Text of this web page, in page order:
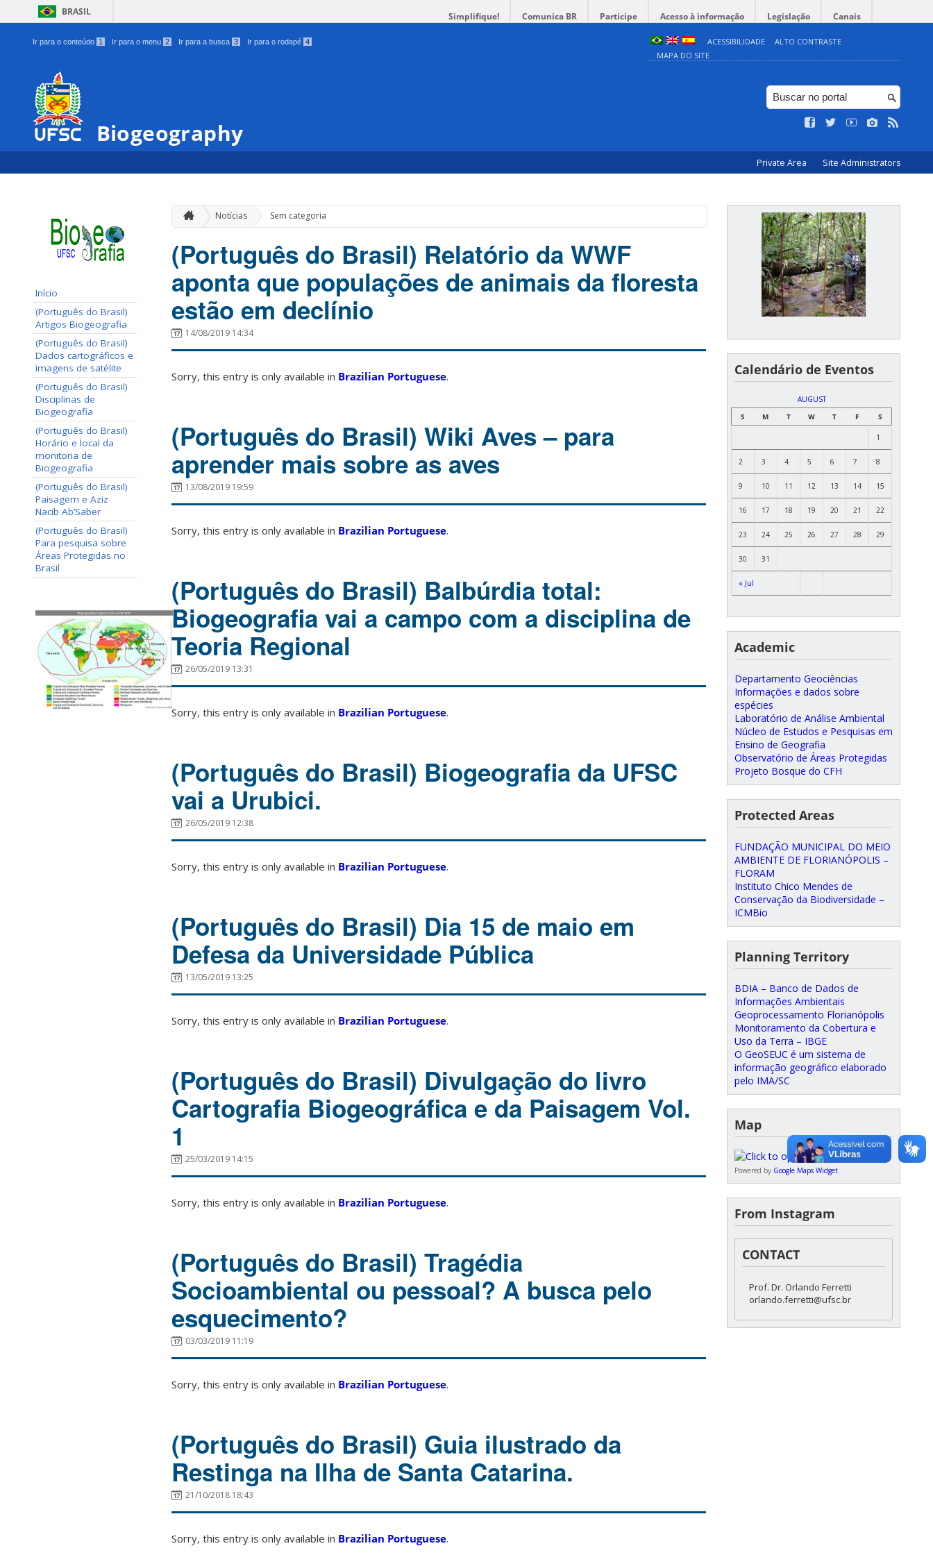
BRASIL Simplifique! Comunica BR Participe Acesso à informação Legislação Canais
Ir para o conteúdo 1 Ir para o menu 2 Ir para a busca 3 Ir para o rodapé 4 ACESSIBILIDADE
ALTO CONTRASTE
MAPA DO SITE
Biogeography
Private Area Site Administrators
Início
(Português do Brasil)
Artigos Biogeografia
(Português do Brasil)
Dados cartográficos e
imagens de satélite
(Português do Brasil)
Disciplinas de
Biogeografia
(Português do Brasil)
Horário e local da
monitoria de
Biogeografia
(Português do Brasil)
Paisagem e Aziz
Nacib Ab’Saber
(Português do Brasil)
Para pesquisa sobre
Áreas Protegidas no
Brasil
Notícias Sem categoria
(Português do Brasil) Relatório da WWF
aponta que populações de animais da floresta
estão em declínio
14/08/2019 14:34
Sorry, this entry is only available in Brazilian Portuguese.
(Português do Brasil) Wiki Aves – para
aprender mais sobre as aves
13/08/2019 19:59
Sorry, this entry is only available in Brazilian Portuguese.
(Português do Brasil) Balbúrdia total:
Biogeografia vai a campo com a disciplina de
Teoria Regional
26/05/2019 13:31
Sorry, this entry is only available in Brazilian Portuguese.
(Português do Brasil) Biogeografia da UFSC
vai a Urubici.
26/05/2019 12:38
Sorry, this entry is only available in Brazilian Portuguese.
(Português do Brasil) Dia 15 de maio em
Defesa da Universidade Pública
13/05/2019 13:25
Sorry, this entry is only available in Brazilian Portuguese.
(Português do Brasil) Divulgação do livro
Cartografia Biogeográfica e da Paisagem Vol.
1
25/03/2019 14:15
Sorry, this entry is only available in Brazilian Portuguese.
(Português do Brasil) Tragédia
Socioambiental ou pessoal? A busca pelo
esquecimento?
03/03/2019 11:19
Sorry, this entry is only available in Brazilian Portuguese.
(Português do Brasil) Guia ilustrado da
Restinga na Ilha de Santa Catarina.
21/10/2018 18:43
Sorry, this entry is only available in Brazilian Portuguese.
Calendário de Eventos
AUGUST
S
M T W T F S
« Jul
1
2 3 4 5 6 7 8
9 10 11 12 13 14 15
16 17 18 19 20 21 22
23 24 25 26 27 28 29
30 31
Academic
Departamento Geociências
Informações e dados sobre
espécies
Laboratório de Análise Ambiental
Núcleo de Estudos e Pesquisas em
Ensino de Geografia
Observatório de Áreas Protegidas
Projeto Bosque do CFH
Protected Areas
FUNDAÇÃO MUNICIPAL DO MEIO
AMBIENTE DE FLORIANÓPOLIS –
FLORAM
Instituto Chico Mendes de
Conservação da Biodiversidade –
ICMBio
Planning Territory
BDIA – Banco de Dados de
Informações Ambientais
Geoprocessamento Florianópolis
Monitoramento da Cobertura e
Uso da Terra – IBGE
O GeoSEUC é um sistema de
informação geográfico elaborado
pelo IMA/SC
Map
Powered by Google Maps Widget
From Instagram
CONTACT
Prof. Dr. Orlando Ferretti
orlando.ferretti@ufsc.br